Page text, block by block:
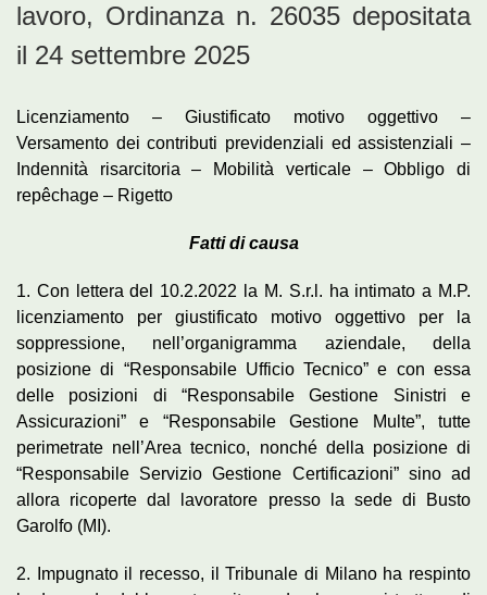
lavoro, Ordinanza n. 26035 depositata
il 24 settembre 2025
Licenziamento – Giustificato motivo oggettivo –
Versamento dei contributi previdenziali ed assistenziali –
Indennità risarcitoria – Mobilità verticale – Obbligo di
repêchage – Rigetto
Fatti di causa
1. Con lettera del 10.2.2022 la M. S.r.l. ha intimato a M.P.
licenziamento per giustificato motivo oggettivo per la
soppressione, nell’organigramma aziendale, della
posizione di “Responsabile Ufficio Tecnico” e con essa
delle posizioni di “Responsabile Gestione Sinistri e
Assicurazioni” e “Responsabile Gestione Multe”, tutte
perimetrate nell’Area tecnico, nonché della posizione di
“Responsabile Servizio Gestione Certificazioni” sino ad
allora ricoperte dal lavoratore presso la sede di Busto
Garolfo (MI).
2. Impugnato il recesso, il Tribunale di Milano ha respinto